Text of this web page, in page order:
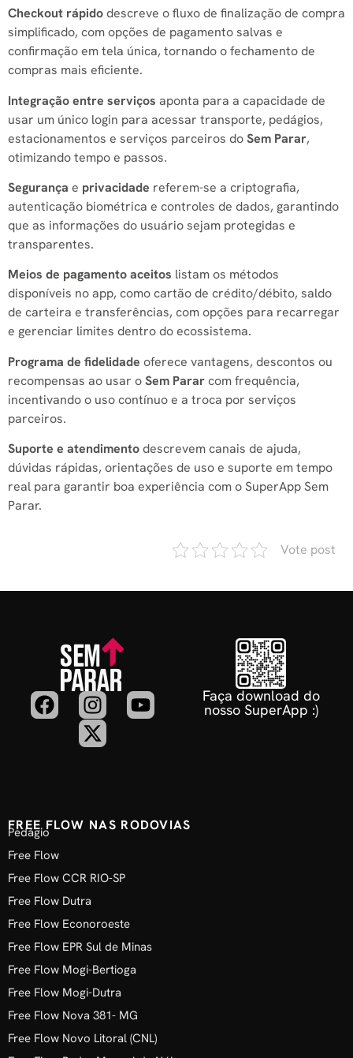
Checkout rápidodescreve o fluxo de finalização de compra
simplificado, com opções de pagamento salvas e
confirmação em tela única, tornando o fechamento de
compras mais eficiente.
Integração entre serviços aponta para a capacidade de
usar um único login para acessar transporte, pedágios,
estacionamentos e serviços parceiros doSem Parar,
otimizando tempo e passos.
Segurança e privacidade referem-se a criptografia,
autenticação biométrica e controles de dados, garantindo
que as informações do usuário sejam protegidas e
transparentes.
Meios de pagamento aceitos listam os métodos
disponíveis no app, como cartão de crédito/débito, saldo
de carteira e transferências, com opções para recarregar
e gerenciar limites dentro do ecossistema.
Programa de fidelidade oferece vantagens, descontos ou
recompensas ao usar oSem Pararcom frequência,
incentivando o uso contínuo e a troca por serviços
parceiros.
Suporte e atendimentodescrevem canais de ajuda,
dúvidas rápidas, orientações de uso e suporte em tempo
real para garantir boa experiência com o SuperApp Sem
Parar.
Vote post
Faça download do
nosso SuperApp :)
FREE FLOW NAS RODOVIAS
Pedágio
Free Flow
Free Flow CCR RIO-SP
Free Flow Dutra
Free Flow Econoroeste
Free Flow EPR Sul de Minas
Free Flow Mogi-Bertioga
Free Flow Mogi-Dutra
Free Flow Nova 381- MG
Free Flow Novo Litoral (CNL)